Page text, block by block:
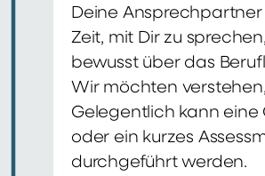
Deine
Zeit, mit Dir zu
bewusst über das
Wir möchten
Gelegentlich kann eine
oder ein kurzes
durchgeführt werden.